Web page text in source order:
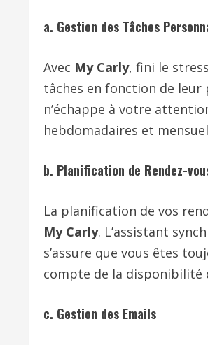
a. Gestion des Tâches
Avec My Carly, fini le
tâches en fonction de
n’échappe à votre
hebdomadaires et
b. Planification de Rendez-
La planification de vos
My Carly. L’assistant
s’assure que vous êtes
compte de la disponibilité
c. Gestion des Emails